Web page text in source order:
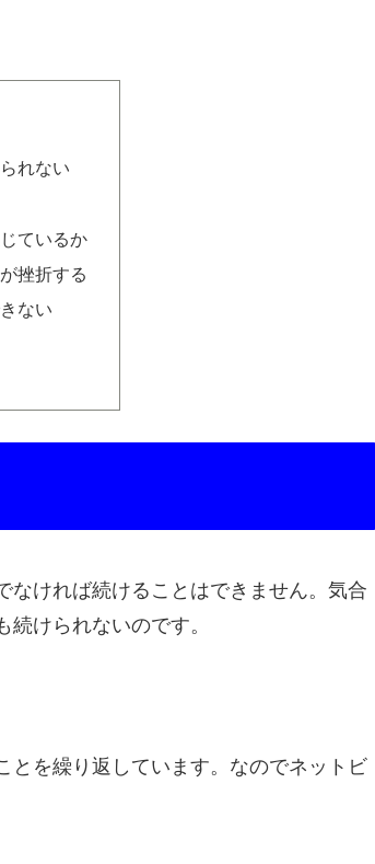
れない
ているか
挫折する
ない
なければ続けることはできません。気合
けられないのです。
とを繰り返しています。なのでネットビ